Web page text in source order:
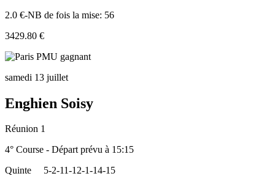
2.0 €-NB de fois la mise: 56
3429.80 €
samedi 13 juillet
Enghien Soisy
Réunion 1
4° Course - Départ prévu à 15:15
Quinte
5-2-11-12-1-14-15